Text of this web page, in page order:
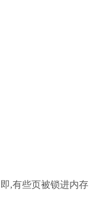
,有些页被锁进内存